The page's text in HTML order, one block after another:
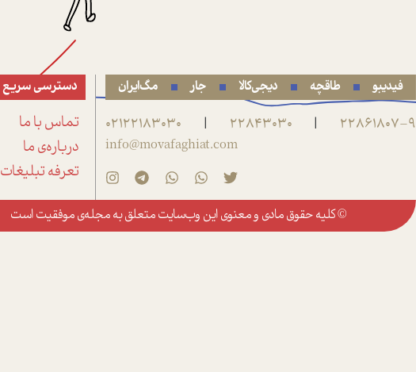
فیدیبو طاقچه دیجی‌کالا جار مگ‌ایران
22861807-9
|
22843030
|
02122183030
info@movafaghiat.com
دسترسی سریع
تماس با ما
درباره‌ی ما
تعرفه تبلیغات
© کلیه حقوق مادی و معنوی این وب‌سایت متعلق بهمجله‌ی موفقیتاست